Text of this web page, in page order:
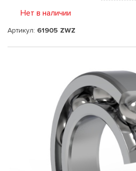
Нет в наличии
Артикул: 61905 ZWZ